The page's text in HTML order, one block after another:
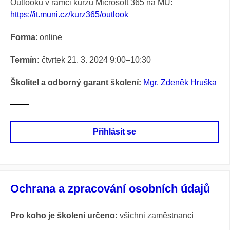
Outlooku v rámci kurzu Microsoft 365 na MU:
https://it.muni.cz/kurz365/outlook
Forma: online
Termín: čtvrtek 21. 3. 2024 9:00–10:30
Školitel a odborný garant školení: Mgr. Zdeněk Hruška
Přihlásit se
Ochrana a zpracování osobních údajů
Pro koho je školení určeno: všichni zaměstnanci